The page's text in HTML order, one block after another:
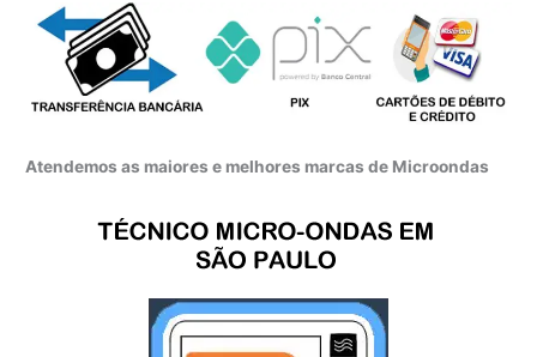
Atendemos as maiores e melhores marcas de Microondas